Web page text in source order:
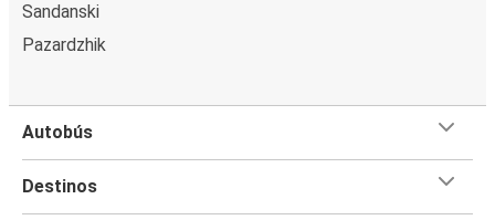
Sandanski
Pazardzhik
Autobús
Destinos